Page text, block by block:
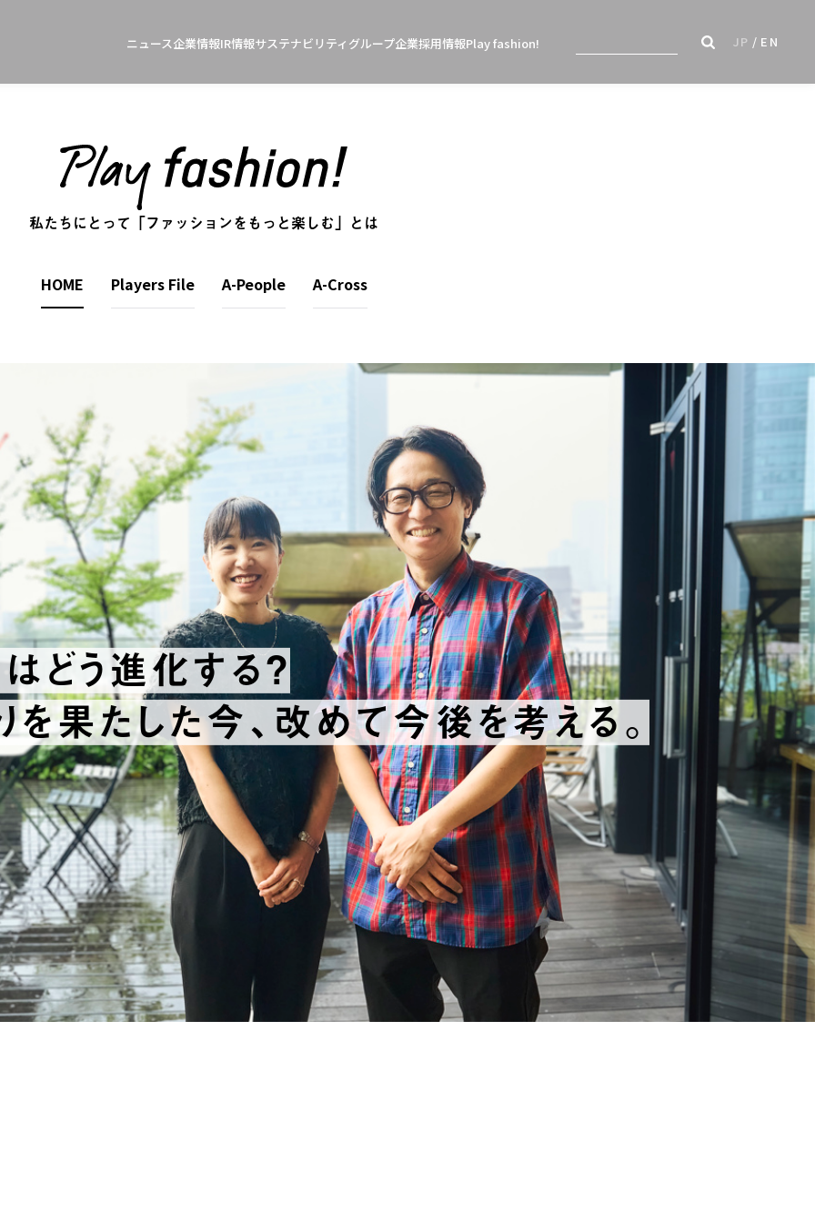
ニュース企業情報IR情報サステナビリティ グループ企業採用情報Play fashion! JP EN
私たちにとって「ファッションをもっと楽しむ」とは
HOME Players File A-People A-Cross
も。「チームの力」が結果をつくる。